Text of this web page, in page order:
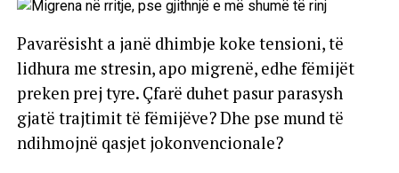
Pavarësisht a janë dhimbje koke tensioni, të
lidhura me stresin, apo migrenë, edhe fëmijët
preken prej tyre. Çfarë duhet pasur parasysh
gjatë trajtimit të fëmijëve? Dhe pse mund të
ndihmojnë qasjet jokonvencionale?